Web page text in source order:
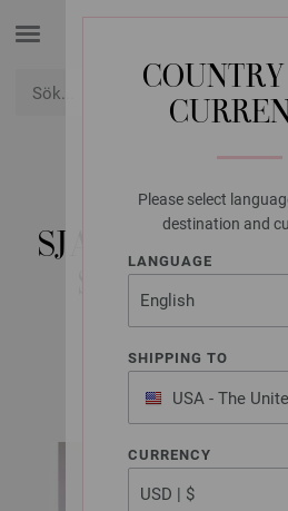
Please select
destination and
LANGUAGE
SHIPPING TO
USA - The
of America
CURRENCY
LANA
SJAL MERINO
ABOUT BERLIN No.